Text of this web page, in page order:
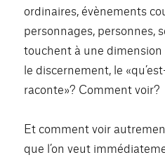
ordinaires, évènements
personnages, personnes,
touchent à une
le discernement, le
raconte»? Comment voir?
Et comment voir
que l’on veut